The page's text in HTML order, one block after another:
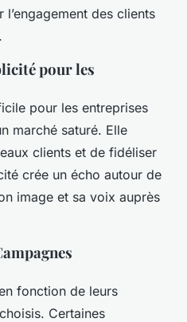
des clients
pour les
pour les entreprises
marché saturé. Elle
clients et de fidéliser
crée un écho autour de
image et sa voix auprès
fonction de leurs
Certaines